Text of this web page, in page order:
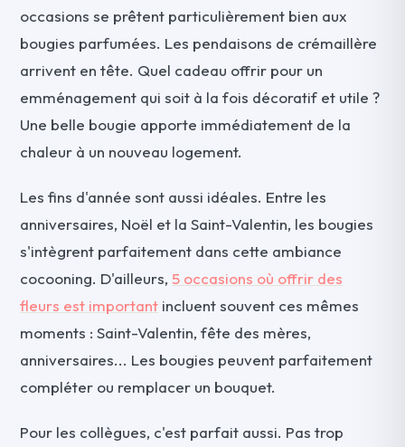
occasions se prêtent particulièrement bien aux
bougies parfumées. Les pendaisons de crémaillère
arrivent en tête. Quel cadeau offrir pour un
emménagement qui soit à la fois décoratif et utile ?
Une belle bougie apporte immédiatement de la
chaleur à un nouveau logement.
Les fins d'année sont aussi idéales. Entre les
anniversaires, Noël et la Saint-Valentin, les bougies
s'intègrent parfaitement dans cette ambiance
cocooning. D'ailleurs,5 occasions où offrir des
fleurs est important incluent souvent ces mêmes
moments : Saint-Valentin, fête des mères,
anniversaires... Les bougies peuvent parfaitement
compléter ou remplacer un bouquet.
Pour les collègues, c'est parfait aussi. Pas trop